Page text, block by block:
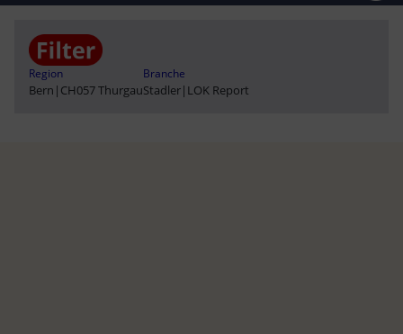
Region
Bern | CH057 Thurgau
Branche
Stadler| LOK Report